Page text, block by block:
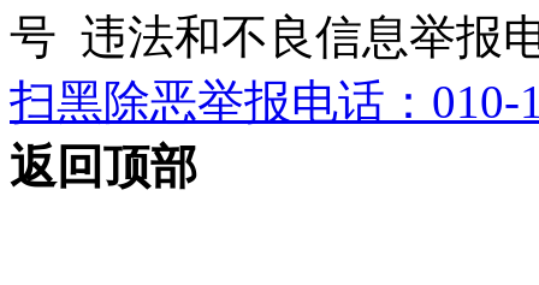
号 违法和不良信息举报
扫黑除恶举报电话：010-
返回顶部